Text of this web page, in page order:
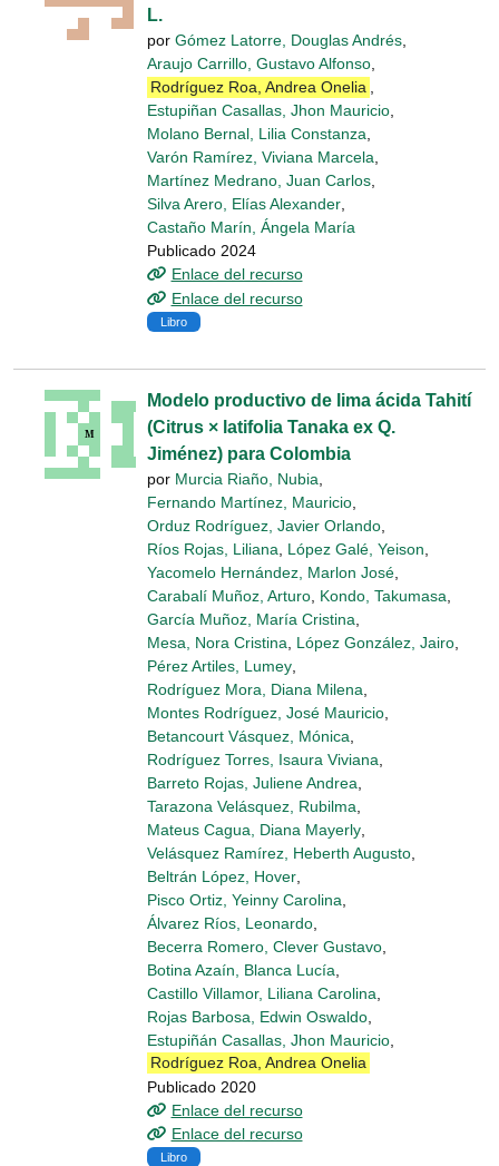
L.
por Gómez Latorre, Douglas Andrés
Araujo Carrillo, Gustavo Alfonso
Rodríguez Roa, Andrea Onelia
Estupiñan Casallas, Jhon Mauricio
Molano Bernal, Lilia Constanza
Varón Ramírez, Viviana Marcela
Martínez Medrano, Juan Carlos
Silva Arero, Elías Alexander
Castaño Marín, Ángela María
Publicado 2024
Enlace del recurso
Enlace del recurso
Libro
Modelo productivo de lima ácida Tahití
(Citrus × latifolia Tanaka ex Q.
Jiménez) para Colombia
por Murcia Riaño, Nubia
Fernando Martínez, Mauricio
Orduz Rodríguez, Javier Orlando
Ríos Rojas, Liliana
López Galé, Yeison
Yacomelo Hernández, Marlon José
Carabalí Muñoz, Arturo Kondo, Takumasa
García Muñoz, María Cristina
Mesa, Nora Cristina
López González, Jairo
Pérez Artiles, Lumey
Rodríguez Mora, Diana Milena
Montes Rodríguez, José Mauricio
Betancourt Vásquez, Mónica
Rodríguez Torres, Isaura Viviana
Barreto Rojas, Juliene Andrea
Tarazona Velásquez, Rubilma
Mateus Cagua, Diana Mayerly
Velásquez Ramírez, Heberth Augusto
Beltrán López, Hover
Pisco Ortiz, Yeinny Carolina
Álvarez Ríos, Leonardo
Becerra Romero, Clever Gustavo
Botina Azaín, Blanca Lucía
Castillo Villamor, Liliana Carolina
Rojas Barbosa, Edwin Oswaldo
Estupiñán Casallas, Jhon Mauricio
Rodríguez Roa, Andrea Onelia
Publicado 2020
Enlace del recurso
Enlace del recurso
Libro